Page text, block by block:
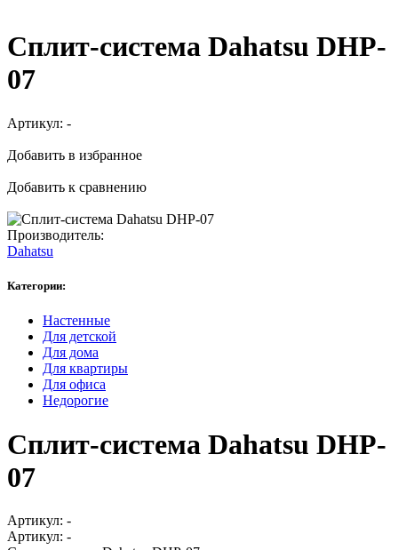
Сплит-система Dahatsu DHP-
07
Артикул: -
Добавить в избранное
Добавить к сравнению
Производитель:
Dahatsu
Категории:
Настенные
Для детской
Для дома
Для квартиры
Для офиса
Недорогие
Сплит-система Dahatsu DHP-
07
Артикул: -
Артикул: -